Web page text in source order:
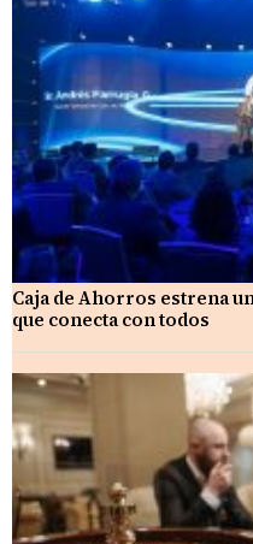
Caja de Ahorros estrena
que conecta con todos